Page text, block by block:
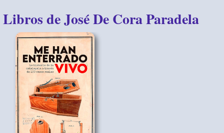
Libros de José De Cora Paradela